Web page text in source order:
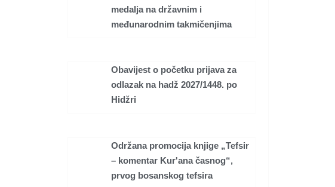
medalja na državnim i
međunarodnim takmičenjima
Obavijest o početku prijava za
odlazak na hadž 2027/1448. po
Hidžri
Održana promocija knjige „Tefsir
– komentar Kur'ana časnog“,
prvog bosanskog tefsira